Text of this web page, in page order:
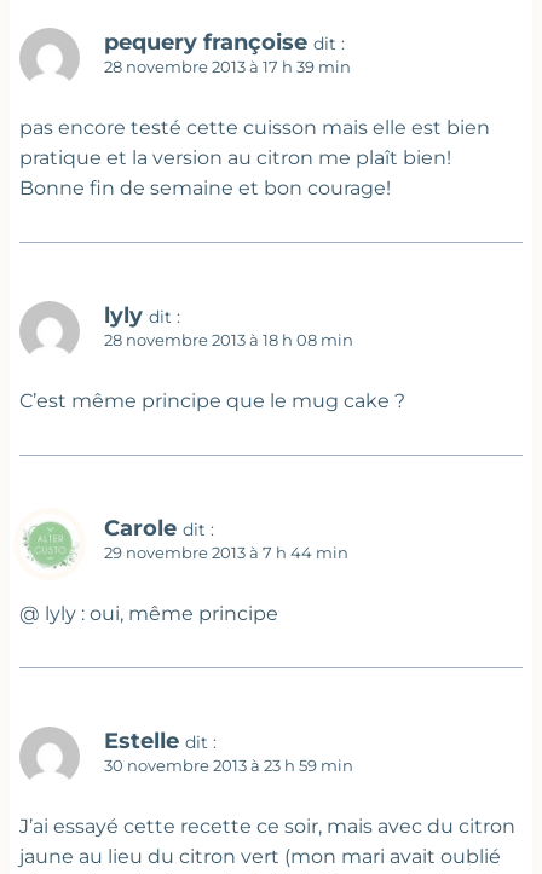
pequery françoise dit :
28 novembre 2013 à 17 h 39 min
pas encore testé cette cuisson mais elle est bien
pratique et la version au citron me plaît bien!
Bonne fin de semaine et bon courage!
lyly dit :
28 novembre 2013 à 18 h 08 min
C’est même principe que le mug cake ?
Carole dit :
29 novembre 2013 à 7 h 44 min
@ lyly : oui, même principe
Estelle dit :
30 novembre 2013 à 23 h 59 min
J’ai essayé cette recette ce soir, mais avec du citron
jaune au lieu du citron vert (mon mari avait oublié